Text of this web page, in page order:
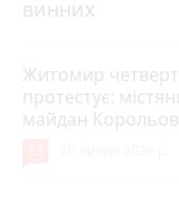
винних
Житомир
протестує:
майдан